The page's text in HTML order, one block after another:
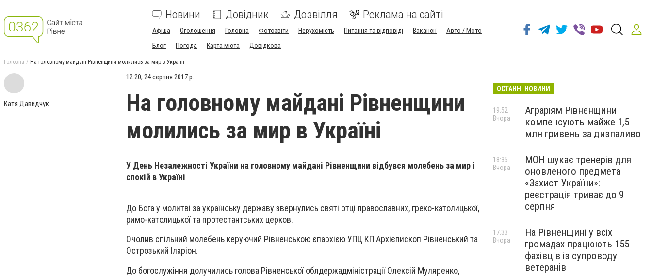
Новини Довідник Дозвілля Реклама на сайті
Афіша Оголошення Головна Фотозвіти Нерухомість Питання та відповіді Вакансії
Авто / Мото
Блог
Погода Карта міста Довідкова
Головна На головному майдані Рівненщини молились за мир в Україні
Катя Давидчук
12:20, 24 серпня 2017 р.
На головному майдані Рівненщини
молились за мир в Україні
У День Незалежності України на головному майдані Рівненщини відбувся молебень за мир і
спокій в Україні
До Бога у молитві за українську державу звернулись святі отці православних, греко-католицької,
римо-католицької та протестантських церков.
Очолив спільний молебень керуючий Рівненською єпархією УПЦ КП Архієпископ Рівненський та
Острозький Іларіон.
До богослужіння долучились голова Рівненської облдержадміністрації Олексій Муляренко,
ОСТАННІ НОВИНИ
Аграріям Рівненщини
компенсують майже 1,5
млн гривень за дизпаливо
19:52
Вчора
МОН шукає тренерів для
оновленого предмета
«Захист України»:
реєстрація триває до 9
серпня
18:35
Вчора
На Рівненщині у всіх
громадах працюють 155
фахівців із супроводу
ветеранів
17:33
Вчора